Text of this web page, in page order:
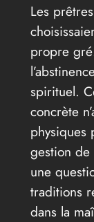
Les
propre
spirituel.
concrète
physiques
gestion de
une
traditions
dans la